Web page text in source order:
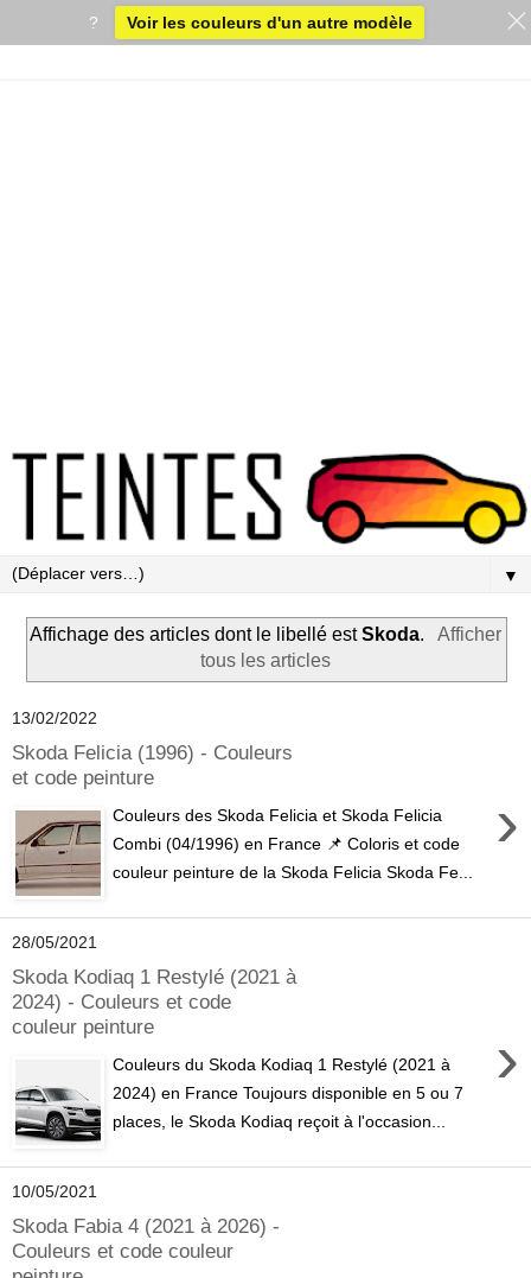
▼
Affichage des articles dont le libellé estSkoda.
Afficher
tous les articles
13/02/2022
Skoda Felicia (1996) - Couleurs
et code peinture
›
Couleurs des Skoda Felicia et Skoda Felicia
Combi (04/1996) en France 📌 Coloris et code
couleur peinture de la Skoda Felicia Skoda Fe...
28/05/2021
Skoda Kodiaq 1 Restylé (2021 à
2024) - Couleurs et code
couleur peinture
›
Couleurs du Skoda Kodiaq 1 Restylé (2021 à
2024) en France Toujours disponible en 5 ou 7
places, le Skoda Kodiaq reçoit à l'occasion...
10/05/2021
Skoda Fabia 4 (2021 à 2026) -
Couleurs et code couleur
? Voir les couleurs d'un autre modèle